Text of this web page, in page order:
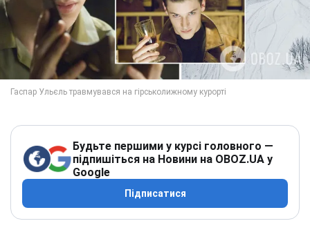
Будьте першими у курсі головного —
підпишіться на Новини на OBOZ.UA у
Google
Підписатися